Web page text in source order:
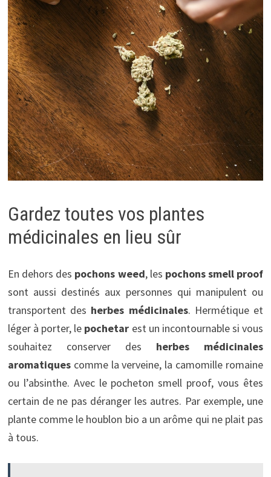
Gardez toutes vos plantes
médicinales en lieu sûr
En dehors des pochons weed, les pochons smell proof
sont aussi destinés aux personnes qui manipulent ou
transportent des herbes médicinales. Hermétique et
léger à porter, le pochetar est un incontournable si vous
souhaitez conserver des herbes médicinales
aromatiquescomme la verveine, la camomille romaine
ou l’absinthe. Avec le pocheton smell proof, vous êtes
certain de ne pas déranger les autres. Par exemple, une
plante comme le houblon bio a un arôme qui ne plait pas
à tous.